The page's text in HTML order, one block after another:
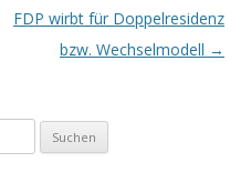
FDP wirbt für Doppelresidenz
bzw. Wechselmodell →